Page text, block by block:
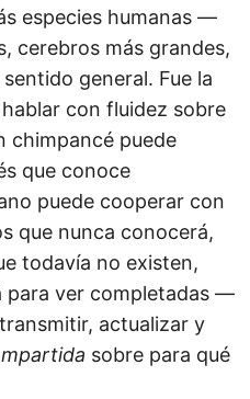
especies humanas —
cerebros más grandes,
general. Fue la
con fluidez sobre
chimpancé puede
que conoce
puede cooperar con
que nunca conocerá,
todavía no existen,
para ver completadas —
actualizar y
sobre para qué